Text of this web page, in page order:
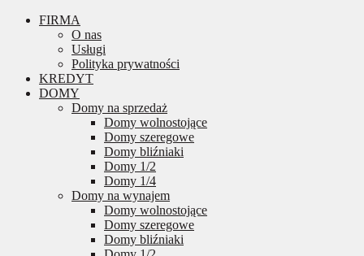
FIRMA
O nas
Usługi
Polityka prywatności
KREDYT
DOMY
Domy na sprzedaż
Domy wolnostojące
Domy szeregowe
Domy bliźniaki
Domy 1/2
Domy 1/4
Domy na wynajem
Domy wolnostojące
Domy szeregowe
Domy bliźniaki